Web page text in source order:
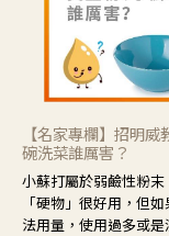
【名家專欄】招明
碗洗菜誰厲害？
小蘇打屬於弱鹼性粉
「硬物」很好用，但
法用量，使用過多或